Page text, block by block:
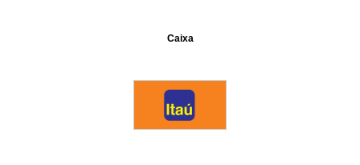
Caixa